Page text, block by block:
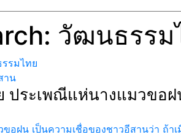
วัฒนธรรม
รมไทย
าน
ประเพณีแห่นางแมวขอฝ
อฝน เป็นความเชื่อของชาวอีสานว่า ถ้